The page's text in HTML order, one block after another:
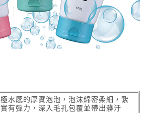
極水感的厚實泡泡，泡沫綿密柔細，紮
實有彈力，深入毛孔包覆並帶出髒汙